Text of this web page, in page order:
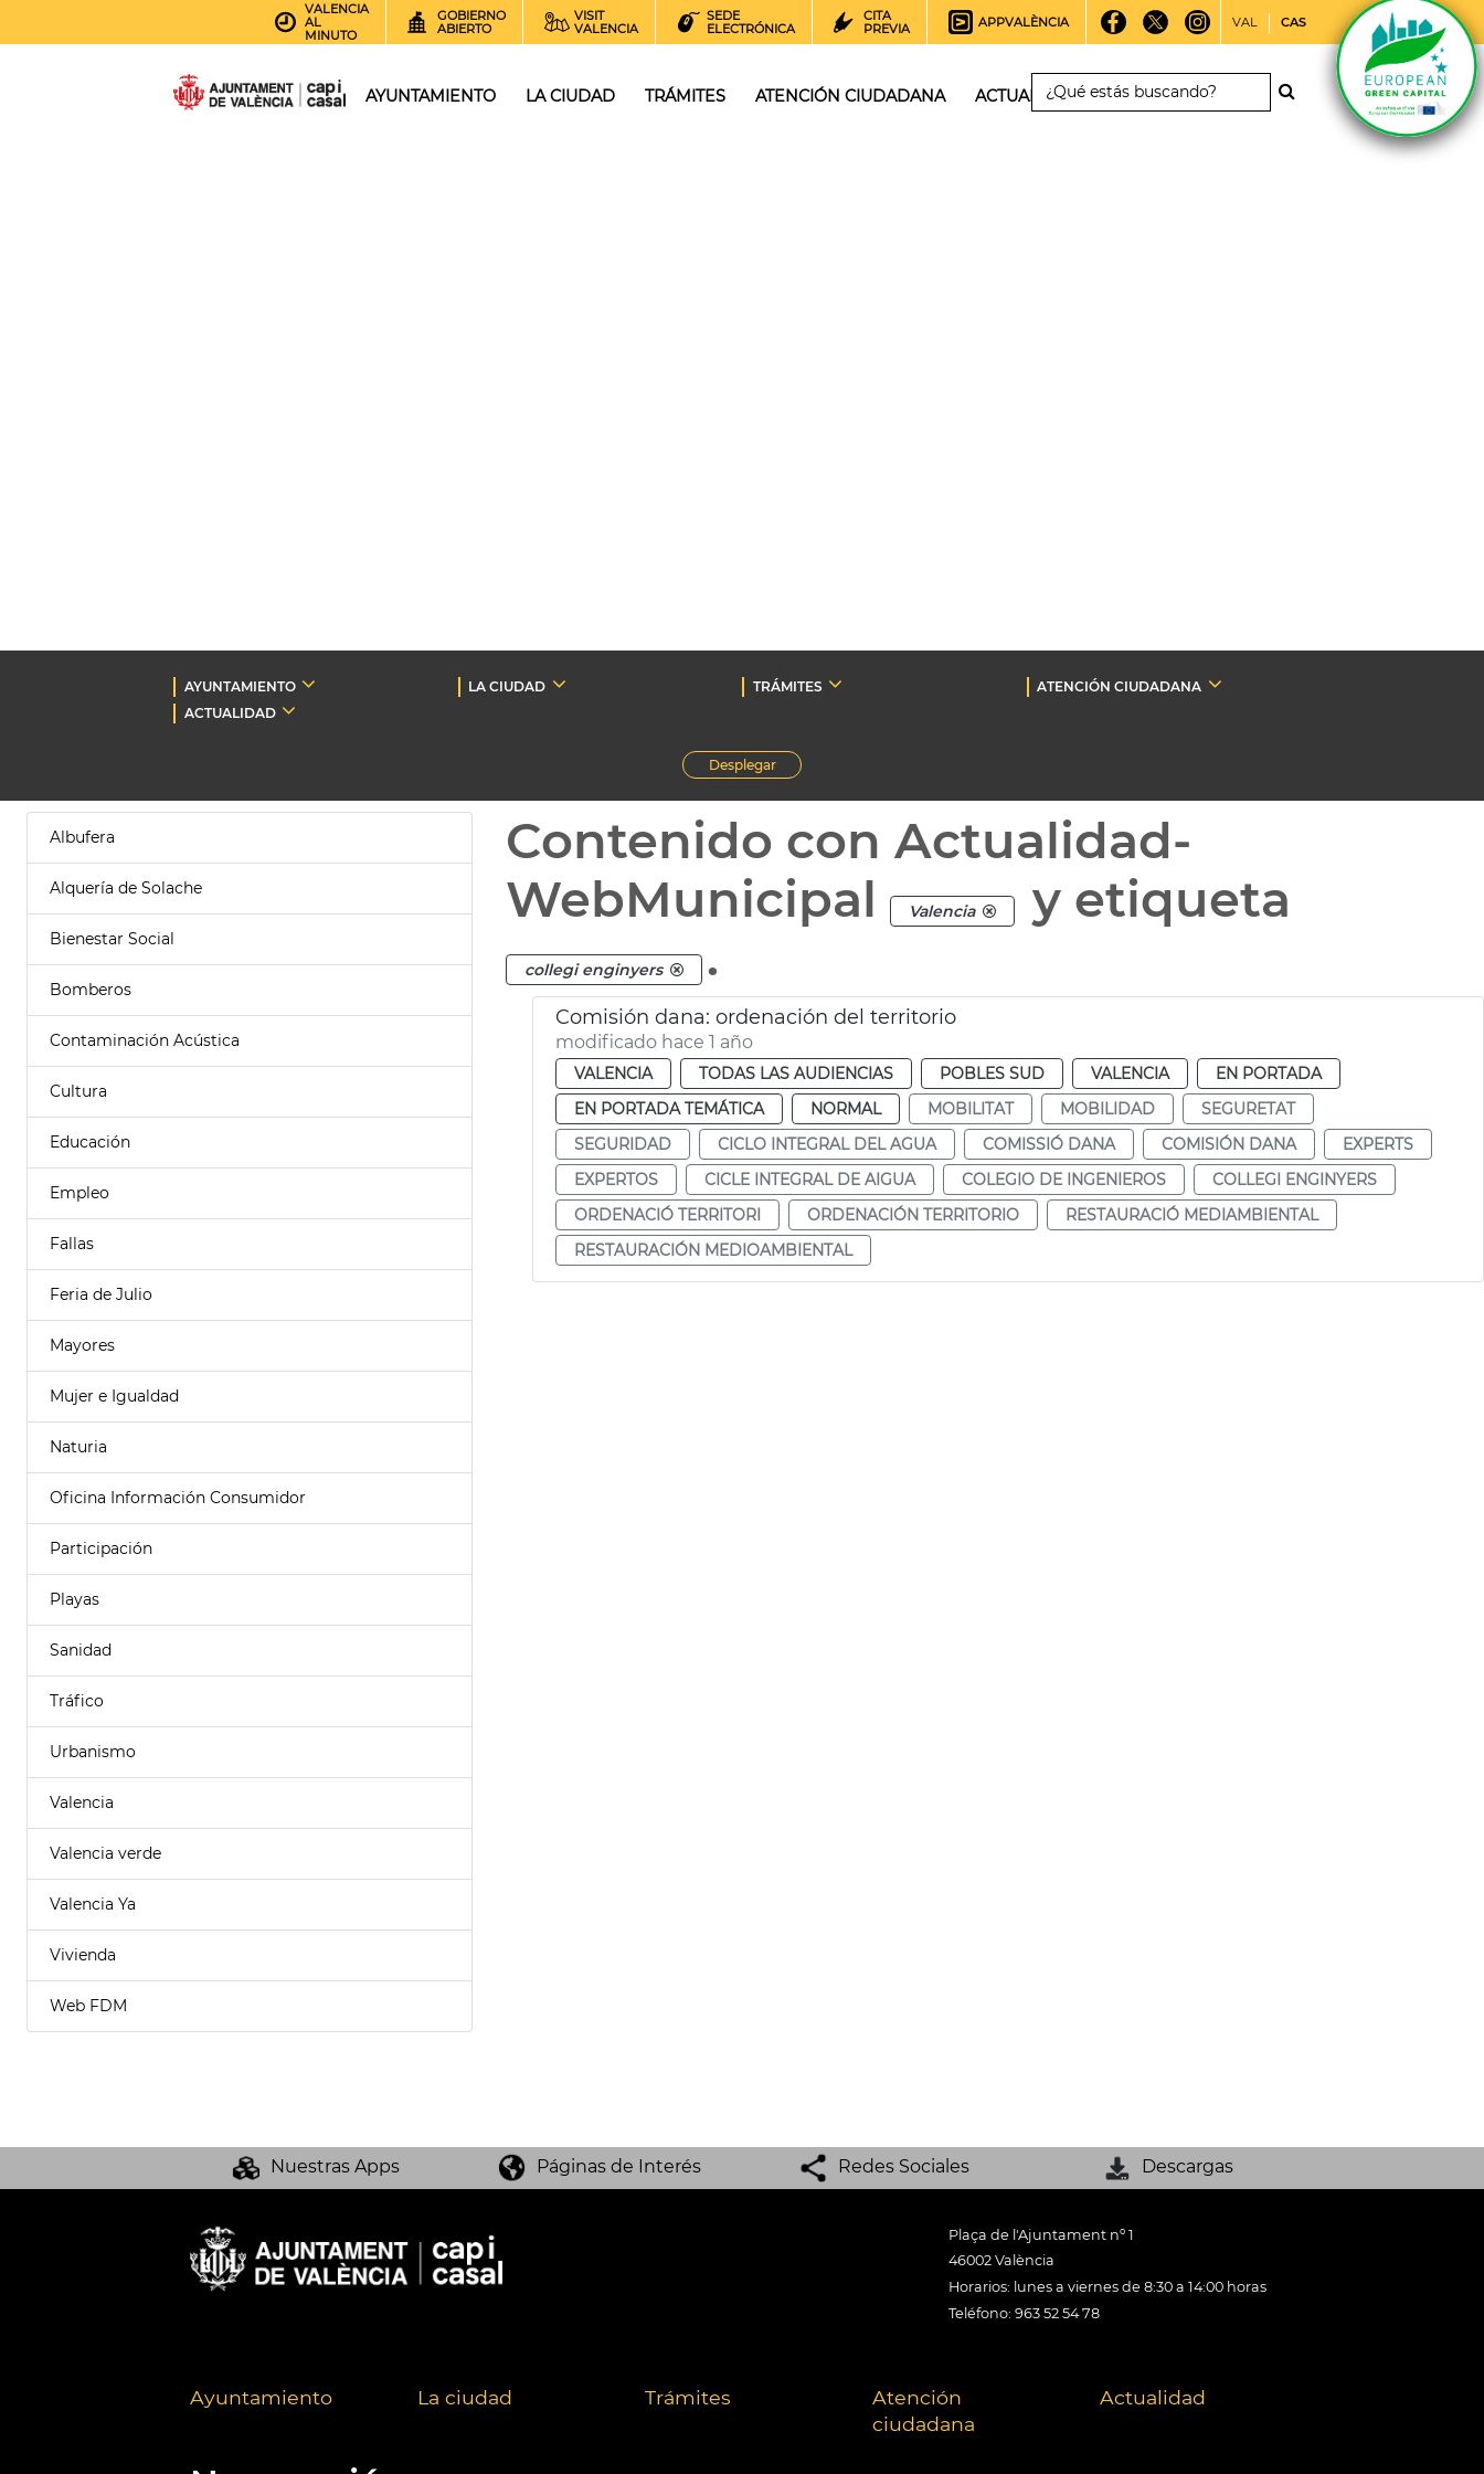
VALENCIA
AL
MINUTO
GOBIERNO
ABIERTO
VISIT
VALENCIA
SEDE
ELECTRÓNICA
CITA
PREVIA
APPVALÈNCIA VAL CAS
AYUNTAMIENTO LA CIUDAD TRÁMITES ATENCIÓN CIUDADANA ACTUALIDAD
AYUNTAMIENTO LA CIUDAD TRÁMITES
ATENCIÓN CIUDADANA
ACTUALIDAD
Desplegar
Albufera
Alquería de Solache
Bienestar Social
Bomberos
Contaminación Acústica
Cultura
Educación
Empleo
Fallas
Feria de Julio
Mayores
Mujer e Igualdad
Naturia
Oficina Información Consumidor
Participación
Playas
Sanidad
Tráfico
Urbanismo
Valencia
Valencia verde
Valencia Ya
Vivienda
Web FDM
Contenido con Actualidad-
WebMunicipal
Valencia y etiqueta
collegi enginyers .
Comisión dana: ordenación del territorio
modificado hace 1 año
VALENCIA TODAS LAS AUDIENCIAS POBLES SUD VALENCIA
EN PORTADA
EN PORTADA TEMÁTICA
NORMAL MOBILITAT MOBILIDAD
SEGURETAT
SEGURIDAD
CICLO INTEGRAL DEL AGUA COMISSIÓ DANA COMISIÓN DANA
EXPERTS
EXPERTOS
CICLE INTEGRAL DE AIGUA COLEGIO DE INGENIEROS
COLLEGI ENGINYERS
ORDENACIÓ TERRITORI
ORDENACIÓN TERRITORIO
RESTAURACIÓ MEDIAMBIENTAL
RESTAURACIÓN MEDIOAMBIENTAL
Nuestras Apps Páginas de Interés Redes Sociales Descargas
Plaça de l'Ajuntament nº 1
46002 València
Horarios: lunes a viernes de 8:30 a 14:00 horas
Teléfono: 963 52 54 78
Ayuntamiento La ciudad Trámites
Atención
ciudadana
Actualidad